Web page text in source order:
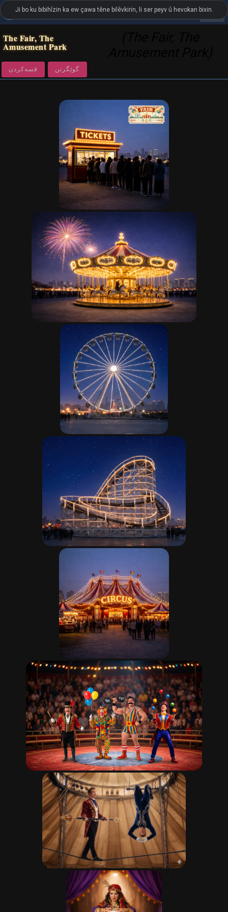
LanguageGuide.org•Ferhenga Dîtbarî ya Inglîziya Brîtanî
settings
The Fair, The
Amusement Park
قسەكردن گوێگرتن
Ji bo ku bibihîzin ka ew çawa têne bilêvkirin, li ser peyv û hevokan bixin.